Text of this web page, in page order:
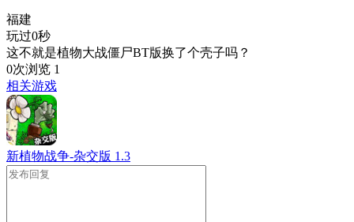
福建
玩过0秒
这不就是植物大战僵尸BT版换了个壳子吗？
0次浏览 1
相关游戏
新植物战争-杂交版 1.3